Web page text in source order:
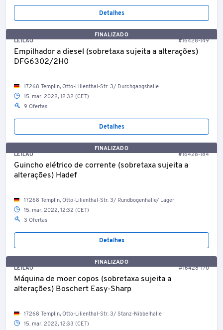
Detalhes
FINALIZADO
LEILÃO
#16428-149
Empilhador a diesel (sobretaxa sujeita a alterações)
DFG6302/2H0
17268 Templin, Otto-Lilienthal-Str. 3/ Durchgangshalle
15. mar. 2022, 12:32 (CET)
9 Ofertas
Detalhes
FINALIZADO
LEILÃO
#16428-184
Guincho elétrico de corrente (sobretaxa sujeita a
alterações) Hadef
17268 Templin, Otto-Lilienthal-Str. 3/ Rundbogenhalle/ Lager
15. mar. 2022, 12:32 (CET)
3 Ofertas
Detalhes
FINALIZADO
LEILÃO
#16428-170
Máquina de moer copos (sobretaxa sujeita a
alterações) Boschert Easy-Sharp
17268 Templin, Otto-Lilienthal-Str. 3/ Stanz-Nibbelhalle
15. mar. 2022, 12:33 (CET)